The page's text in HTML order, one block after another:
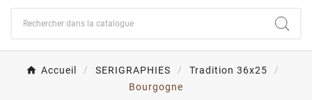
Accueil SERIGRAPHIES
Tradition 36x25
Bourgogne